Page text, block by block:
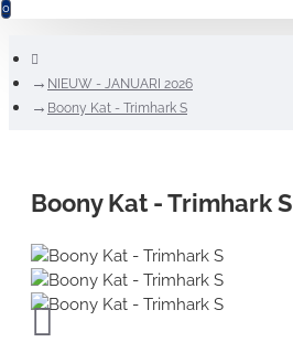
0
NIEUW - JANUARI 2026
Boony Kat - Trimhark S
Boony Kat - Trimhark S